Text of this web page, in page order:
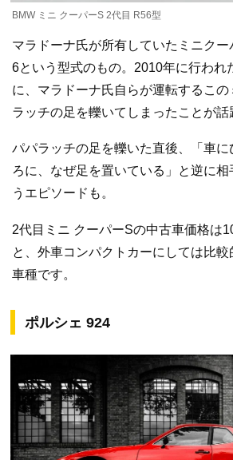
BMW ミニ クーパーS 2代目 R56型
マラドーナ氏が所有していたミニク
6という型式のもの。2010年に行われ
に、マラドーナ氏自らが運転するこ
ラッチの足を轢いてしまったことが話
パパラッチの足を轢いた直後、「車に
ろに、なぜ足を置いている」と逆に
うエピソードも。
2代目ミニ クーパーSの中古車価格は
と、外車コンパクトカーにしては比
車種です。
ポルシェ 924